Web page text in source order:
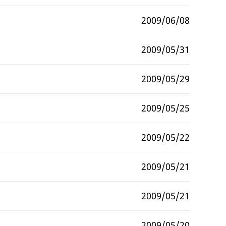
2009/06/08
2009/05/31
2009/05/29
2009/05/25
2009/05/22
2009/05/21
2009/05/21